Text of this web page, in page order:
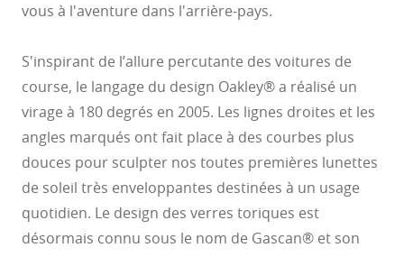
vous à l'aventure dans l'arrière-pays.
S'inspirant de l’allure percutante des voitures de
course, le langage du design Oakley® a réalisé un
virage à 180 degrés en 2005. Les lignes droites et les
angles marqués ont fait place à des courbes plus
douces pour sculpter nos toutes premières lunettes
de soleil très enveloppantes destinées à un usage
quotidien. Le design des verres toriques est
désormais connu sous le nom de Gascan® et son